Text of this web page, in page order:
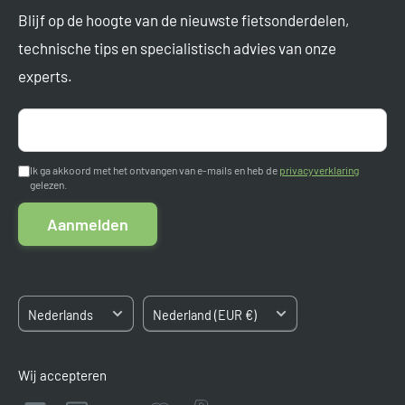
Vragen? Mail ons opsupport@tormino.com
Pletterij 35 F
2211 JT Noordwijkerhout
Nederland
Kvk: 84663545
BTW: NL8633.03.808.B.01
Ruilen en retourneren
Garantie
Betaalmogelijkheden
Algemene voorwaarden
Sitemap
Blijf op de hoogte van de nieuwste fietsonderdelen,
technische tips en specialistisch advies van onze
experts.
Ik ga akkoord met het ontvangen van e-mails en heb de privacyverklaring
gelezen.
Aanmelden
TaalNederlands Land/regio
Nederland (EUR €)
Wij accepteren